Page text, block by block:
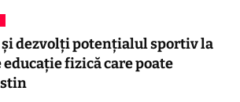
dezvolți potențialul sportiv la
educație fizică care poate